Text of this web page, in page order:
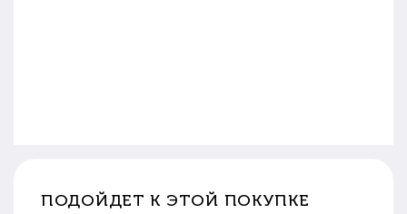
ПОДОЙДЕТ К ЭТОЙ ПОКУПКЕ